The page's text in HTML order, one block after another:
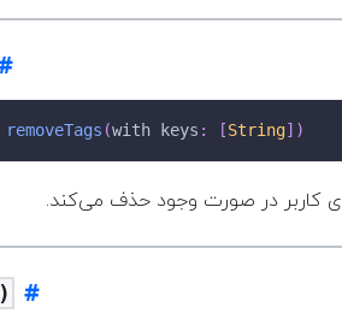
removeTags (with keys : [String] )
کاربر در صورت وجود حذف می‌کند.